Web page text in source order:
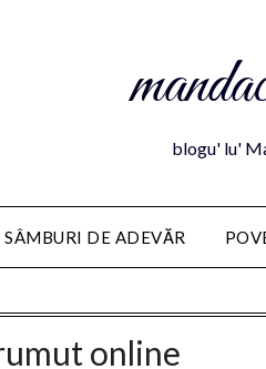
blogu' lu'
DE ADEVĂR
online